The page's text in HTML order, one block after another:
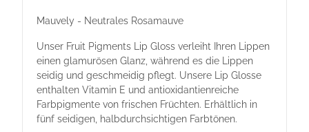
Mauvely - Neutrales Rosamauve
Unser Fruit Pigments Lip Gloss verleiht Ihren Lippen
einen glamurösen Glanz, während es die Lippen
seidig und geschmeidig pflegt. Unsere Lip Glosse
enthalten Vitamin E und antioxidantienreiche
Farbpigmente von frischen Früchten. Erhältlich in
fünf seidigen, halbdurchsichtigen Farbtönen.